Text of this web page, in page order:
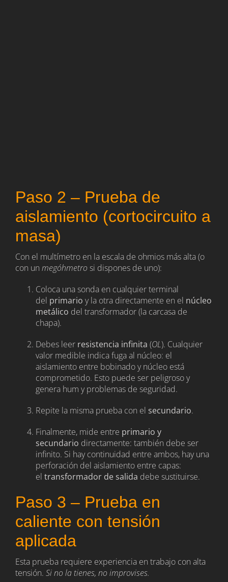
Paso 2 – Prueba de
aislamiento (cortocircuito a
masa)
Con el multímetro en la escala de ohmios más alta (o
con un megóhmetrosi dispones de uno):
Coloca una sonda en cualquier terminal
del primario y la otra directamente en el núcleo
metálico del transformador (la carcasa de
chapa).
Debes leer resistencia infinita (OL). Cualquier
valor medible indica fuga al núcleo: el
aislamiento entre bobinado y núcleo está
comprometido. Esto puede ser peligroso y
genera hum y problemas de seguridad.
Repite la misma prueba con el secundario.
Finalmente, mide entre primario y
secundario directamente: también debe ser
infinito. Si hay continuidad entre ambos, hay una
perforación del aislamiento entre capas:
el transformador de salida debe sustituirse.
Paso 3 – Prueba en
caliente con tensión
aplicada
Esta prueba requiere experiencia en trabajo con alta
tensión. Si no la tienes, no improvises.